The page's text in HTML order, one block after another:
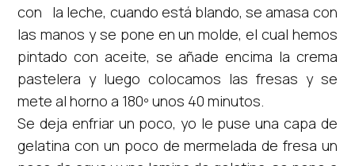
con la leche, cuando está blando, se amasa con
las manos y se pone en un molde, el cual hemos
pintado con aceite, se añade encima la crema
pastelera y luego colocamos las fresas y se
mete al horno a 180º unos 40 minutos.
Se deja enfriar un poco, yo le puse una capa de
gelatina con un poco de mermelada de fresa un